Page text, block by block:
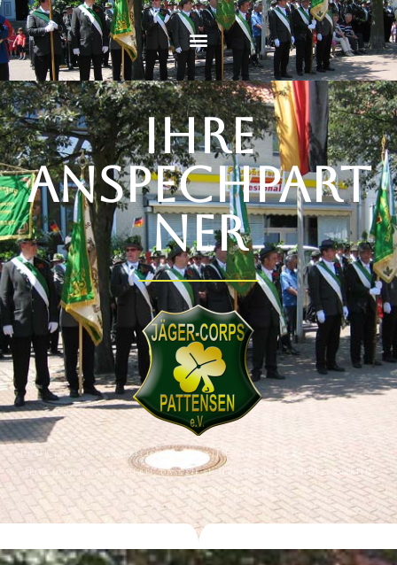
IHRE
ANSPECHPART
NER
Unser Team Von Ansprechpartnern Steht Ihnen Mit Rat Und Tat Zur
Seite Und Trägt Dazu Bei, Dass Sie Sich In Unserem Schützenverein
Bestens Aufgehoben Fühlen.